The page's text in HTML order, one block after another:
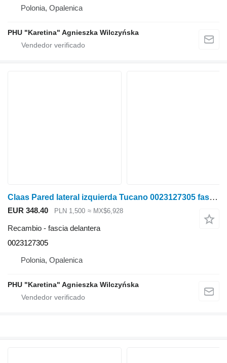
Polonia, Opalenica
PHU "Karetina" Agnieszka Wilczyńska
Claas Pared lateral izquierda Tucano 0023127305 fascia delantera para Claas Tucano cosechadora de cereales
EUR 348.40 PLN 1,500 ≈ MX$6,928
Recambio - fascia delantera
0023127305
Polonia, Opalenica
PHU "Karetina" Agnieszka Wilczyńska